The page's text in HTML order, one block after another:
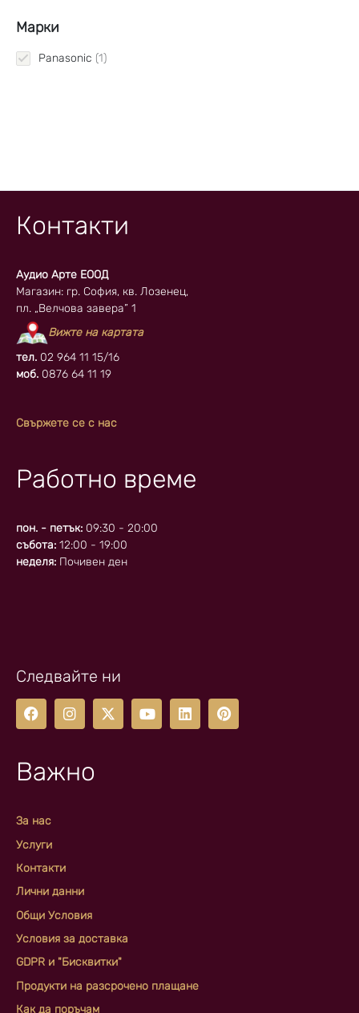
Марки
Panasonic 1
Контакти
Аудио Арте ЕООД
Магазин: гр. София, кв. Лозенец,
пл. „Велчова завера” 1
Вижте на картата
тел. 02 964 11 15/16
моб. 0876 64 11 19
Свържете се с нас
Работно време
пон. - петък: 09:30 - 20:00
събота: 12:00 - 19:00
неделя: Почивен ден
Следвайте ни
Важно
За нас
Услуги
Контакти
Лични данни
Общи Условия
Условия за доставка
GDPR и "Бисквитки"
Продукти на разсрочено плащане
Как да поръчам